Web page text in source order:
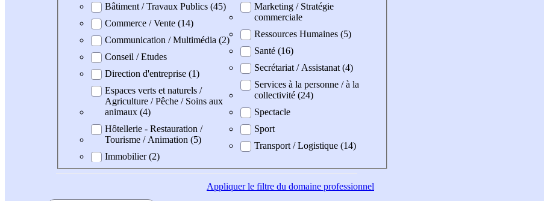
Bâtiment / Travaux Publics (45)
Commerce / Vente (14)
Communication / Multimédia (2)
Conseil / Etudes
Direction d'entreprise (1)
Espaces verts et naturels /
Agriculture / Pêche / Soins aux
animaux (4)
Hôtellerie - Restauration /
Tourisme / Animation (5)
Immobilier (2)
Marketing / Stratégie
commerciale
Ressources Humaines (5)
Santé (16)
Secrétariat / Assistanat (4)
Services à la personne / à la
collectivité (24)
Spectacle
Sport
Transport / Logistique (14)
Appliquerle filtre du domaine professionnel